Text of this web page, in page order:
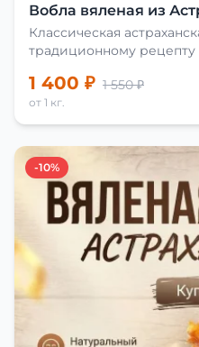
Вобла вяленая из
Классическая
традиционному рецепту
1 400 ₽ 1 550 ₽
от 1 кг.
-10%